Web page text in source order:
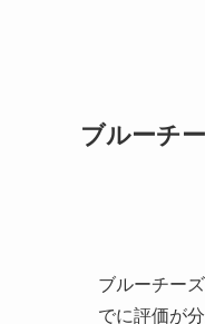
ブルーチ
ブルーチー
でに評価が